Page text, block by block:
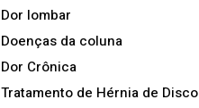
Dor lombar
Doenças da coluna
Dor Crônica
Tratamento de Hérnia de Disco